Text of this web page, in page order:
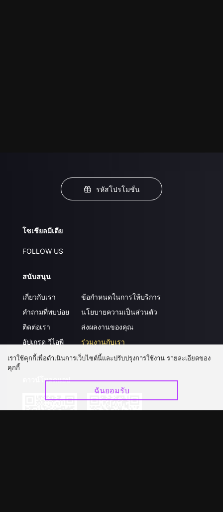
รหัสโปรโมชั่น
โซเชียลมีเดีย
FOLLOW US
สนับสนุน
เกี่ยวกับเรา
คำถามที่พบบ่อย
ติดต่อเรา
อัปเกรด วีไอพี
ข้อกำหนดในการให้บริการ
นโยบายความเป็นส่วนตัว
ส่งผลงานของคุณ
ร่วมงานกับเรา
ดาวน์โหลดแอป
เราใช้คุกกี้เพื่อดำเนินการเว็บไซต์นี้และปรับปรุงการใช้งาน รายละเอียดของ
คุกกี้
ฉันยอมรับ